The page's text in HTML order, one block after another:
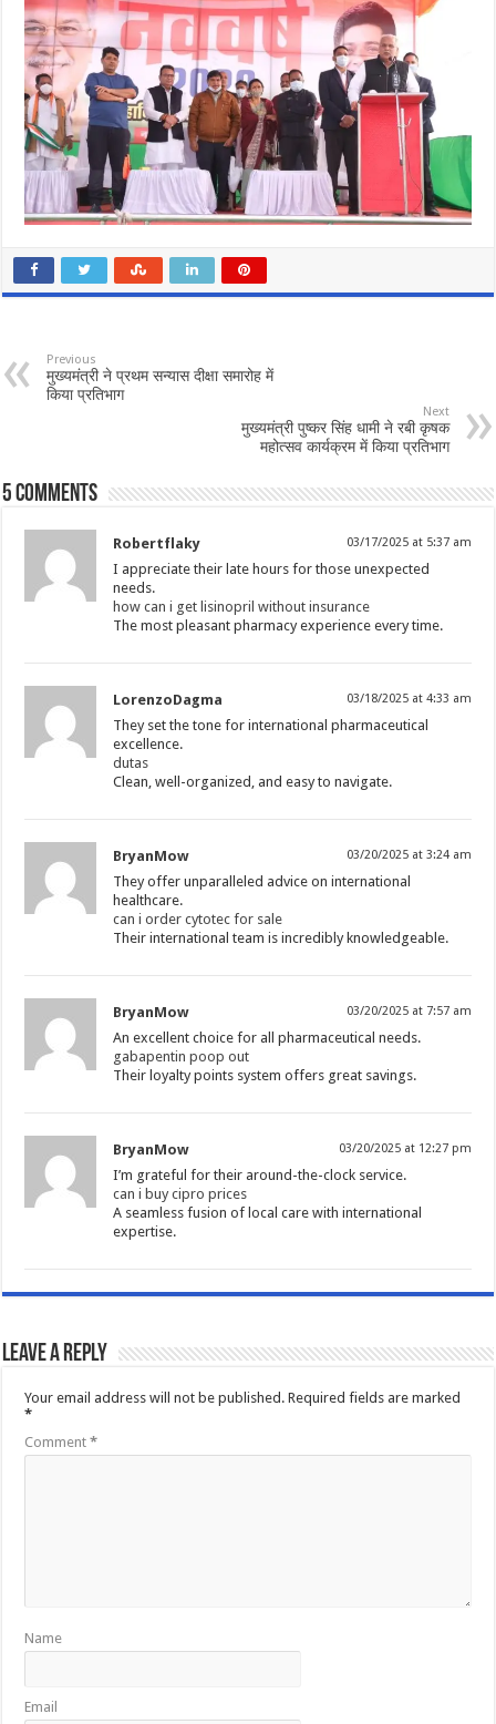
Previous
मुख्यमंत्री ने प्रथम सन्यास दीक्षा समारोह में
किया प्रतिभाग
Next
मुख्यमंत्री पुष्कर सिंह धामी ने रबी कृषक
महोत्सव कार्यक्रम में किया प्रतिभाग
5 comments
Robertflaky 03/17/2025 at 5:37 am
I appreciate their late hours for those unexpected
needs.
how can i get lisinopril without insurance
The most pleasant pharmacy experience every time.
LorenzoDagma 03/18/2025 at 4:33 am
They set the tone for international pharmaceutical
excellence.
dutas
Clean, well-organized, and easy to navigate.
BryanMow 03/20/2025 at 3:24 am
They offer unparalleled advice on international
healthcare.
can i order cytotec for sale
Their international team is incredibly knowledgeable.
BryanMow 03/20/2025 at 7:57 am
An excellent choice for all pharmaceutical needs.
gabapentin poop out
Their loyalty points system offers great savings.
BryanMow 03/20/2025 at 12:27 pm
I’m grateful for their around-the-clock service.
can i buy cipro prices
A seamless fusion of local care with international
expertise.
Leave a Reply
Your email address will not be published. Required fields are marked
*
Comment*
Name
Email